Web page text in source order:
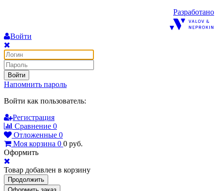
Разработано
Войти
Войти
Напомнить пароль
Войти как пользователь:
Регистрация
Сравнение 0
Отложенные 0
Моя корзина 0 0 руб.
Оформить
Товар добавлен в корзину
Продолжить